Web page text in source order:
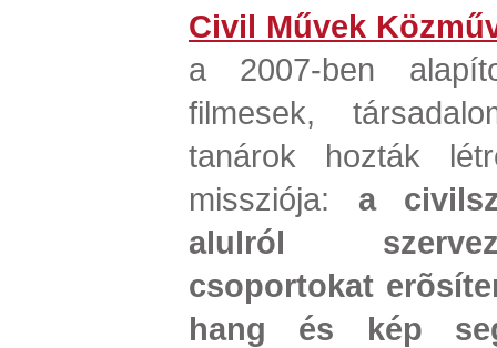
Civil Művek
a 2007-ben
filmesek,
tanárok hozták
missziója: a
alulról
csoportokat
hang és kép